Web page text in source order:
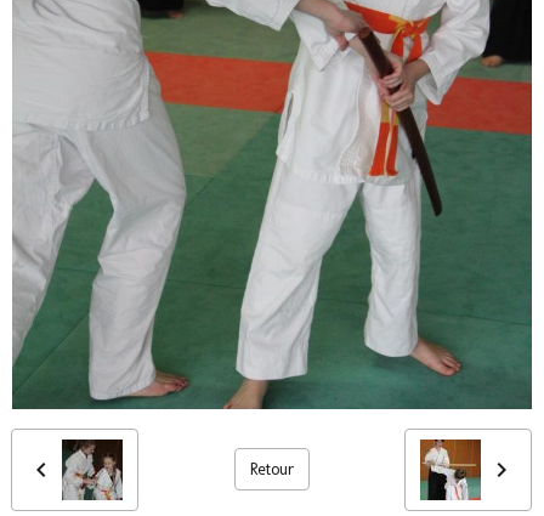
Retour